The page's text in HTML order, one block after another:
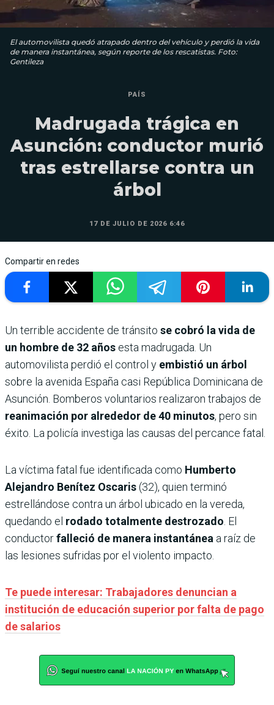
El automovilista quedó atrapado dentro del vehículo y perdió la vida
de manera instantánea, según reporte de los rescatistas. Foto:
Gentileza
PAÍS
Madrugada trágica en
Asunción: conductor murió
tras estrellarse contra un
árbol
17 DE JULIO DE 2026 6:46
Compartir en redes
Un terrible accidente de tránsito se cobró la vida de
un hombre de 32 años esta madrugada. Un
automovilista perdió el control y embistió un árbol
sobre la avenida España casi República Dominicana de
Asunción. Bomberos voluntarios realizaron trabajos de
reanimación por alrededor de 40 minutos, pero sin
éxito. La policía investiga las causas del percance fatal.
La víctima fatal fue identificada como Humberto
Alejandro Benítez Oscaris(32), quien terminó
estrellándose contra un árbol ubicado en la vereda,
quedando el rodado totalmente destrozado. El
conductorfalleció de manera instantánea a raíz de
las lesiones sufridas por el violento impacto.
Te puede interesar: Trabajadores denuncian a
institución de educación superior por falta de pago
de salarios